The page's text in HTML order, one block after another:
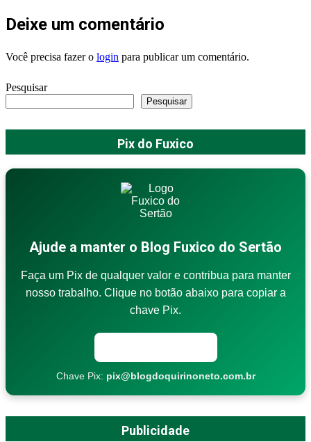
Deixe um comentário
Você precisa fazer o login para publicar um comentário.
Pesquisar
Pesquisar
Pix do Fuxico
Ajude a manter o Blog Fuxico do Sertão
Faça um Pix de qualquer valor e contribua para manter
nosso trabalho. Clique no botão abaixo para copiar a
chave Pix.
Chave Pix: pix@blogdoquirinoneto.com.br
Publicidade